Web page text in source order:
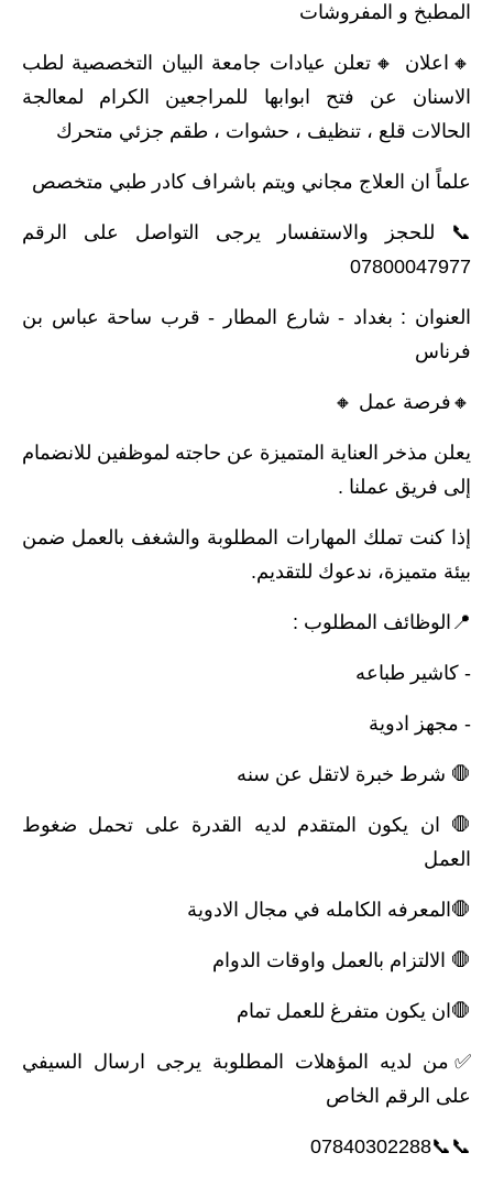
المطبخ و المفروشات
🔸️اعلان 🔸️تعلن عيادات جامعة البيان التخصصية لطب
الاسنان عن فتح ابوابها للمراجعين الكرام لمعالجة
الحالات قلع ، تنظيف ، حشوات ، طقم جزئي متحرك
علماً ان العلاج مجاني ويتم باشراف كادر طبي متخصص
📞 للحجز والاستفسار يرجى التواصل على الرقم
07800047977
العنوان : بغداد - شارع المطار - قرب ساحة عباس بن
فرناس
🔸️فرصة عمل 🔸️
يعلن مذخر العناية المتميزة عن حاجته لموظفين للانضمام
إلى فريق عملنا .
إذا كنت تملك المهارات المطلوبة والشغف بالعمل ضمن
بيئة متميزة، ندعوك للتقديم.
📍الوظائف المطلوب :
- كاشير طباعه
- مجهز ادوية
🛑 شرط خبرة لاتقل عن سنه
🛑 ان يكون المتقدم لديه القدرة على تحمل ضغوط
العمل
🛑المعرفه الكامله في مجال الادوية
🛑 الالتزام بالعمل واوقات الدوام
🛑ان يكون متفرغ للعمل تمام
✅من لديه المؤهلات المطلوبة يرجى ارسال السيفي
على الرقم الخاص
📞📞07840302288